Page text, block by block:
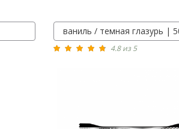
ваниль / темная глазурь |
4.8 из 5